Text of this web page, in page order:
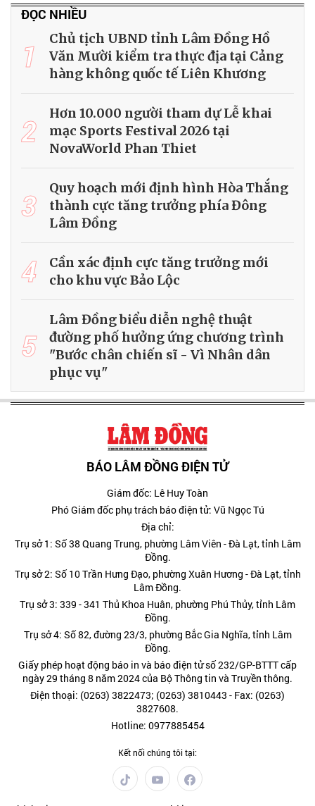
ĐỌC NHIỀU
1
Chủ tịch UBND tỉnh Lâm Đồng Hồ
Văn Mười kiểm tra thực địa tại Cảng
hàng không quốc tế Liên Khương
2
Hơn 10.000 người tham dự Lễ khai
mạc Sports Festival 2026 tại
NovaWorld Phan Thiet
3
Quy hoạch mới định hình Hòa Thắng
thành cực tăng trưởng phía Đông
Lâm Đồng
4
Cần xác định cực tăng trưởng mới
cho khu vực Bảo Lộc
5
Lâm Đồng biểu diễn nghệ thuật
đường phố hưởng ứng chương trình
"Bước chân chiến sĩ - Vì Nhân dân
phục vụ"
BÁO LÂM ĐỒNG ĐIỆN TỬ
Giám đốc: Lê Huy Toàn
Phó Giám đốc phụ trách báo điện tử: Vũ Ngọc Tú
Địa chỉ:
Trụ sở 1: Số 38 Quang Trung, phường Lâm Viên - Đà Lạt, tỉnh Lâm
Đồng.
Trụ sở 2: Số 10 Trần Hưng Đạo, phường Xuân Hương - Đà Lạt, tỉnh
Lâm Đồng.
Trụ sở 3: 339 - 341 Thủ Khoa Huân, phường Phú Thủy, tỉnh Lâm
Đồng.
Trụ sở 4: Số 82, đường 23/3, phường Bắc Gia Nghĩa, tỉnh Lâm
Đồng.
Giấy phép hoạt động báo in và báo điện tử số 232/GP-BTTT cấp
ngày 29 tháng 8 năm 2024 của Bộ Thông tin và Truyền thông.
Điện thoại: (0263) 3822473; (0263) 3810443 - Fax: (0263)
3827608.
Hotline: 0977885454
Kết nối chúng tôi tại: